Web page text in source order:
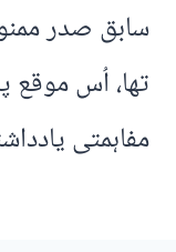
سابق صدر
تھا، اُس موقع
مفاہمتی